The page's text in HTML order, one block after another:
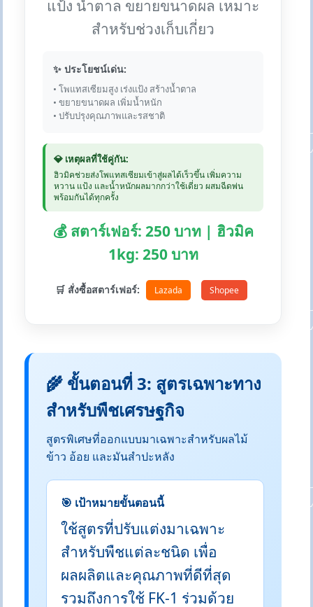
แป้ง น้ำตาล ขยายขนาดผล เหมาะ
สำหรับช่วงเก็บเกี่ยว
✨ ประโยชน์เด่น:
• โพแทสเซียมสูง เร่งแป้ง สร้างน้ำตาล
• ขยายขนาดผล เพิ่มน้ำหนัก
• ปรับปรุงคุณภาพและรสชาติ
💎 เหตุผลที่ใช้คู่กัน:
ฮิวมิคช่วยส่งโพแทสเซียมเข้าสู่ผลได้เร็วขึ้น เพิ่มความ
หวาน แป้ง และน้ำหนักผลมากกว่าใช้เดี่ยว ผสมฉีดพ่น
พร้อมกันได้ทุกครั้ง
💰 สตาร์เฟอร์: 250 บาท | ฮิวมิค
1kg: 250 บาท
🛒 สั่งซื้อสตาร์เฟอร์: Lazada Shopee
🌾 ขั้นตอนที่ 3: สูตรเฉพาะทาง
สำหรับพืชเศรษฐกิจ
สูตรพิเศษที่ออกแบบมาเฉพาะสำหรับผลไม้
ข้าว อ้อย และมันสำปะหลัง
🎯 เป้าหมายขั้นตอนนี้
ใช้สูตรที่ปรับแต่งมาเฉพาะ
สำหรับพืชแต่ละชนิด เพื่อ
ผลผลิตและคุณภาพที่ดีที่สุด
รวมถึงการใช้ FK-1 ร่วมด้วย